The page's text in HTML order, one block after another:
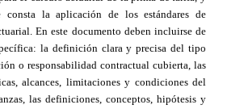
la aplicación de los estándares de
En este documento deben incluirse de
la definición clara y precisa del tipo
o responsabilidad contractual cubierta, las
alcances, limitaciones y condiciones del
las definiciones, conceptos, hipótesis y